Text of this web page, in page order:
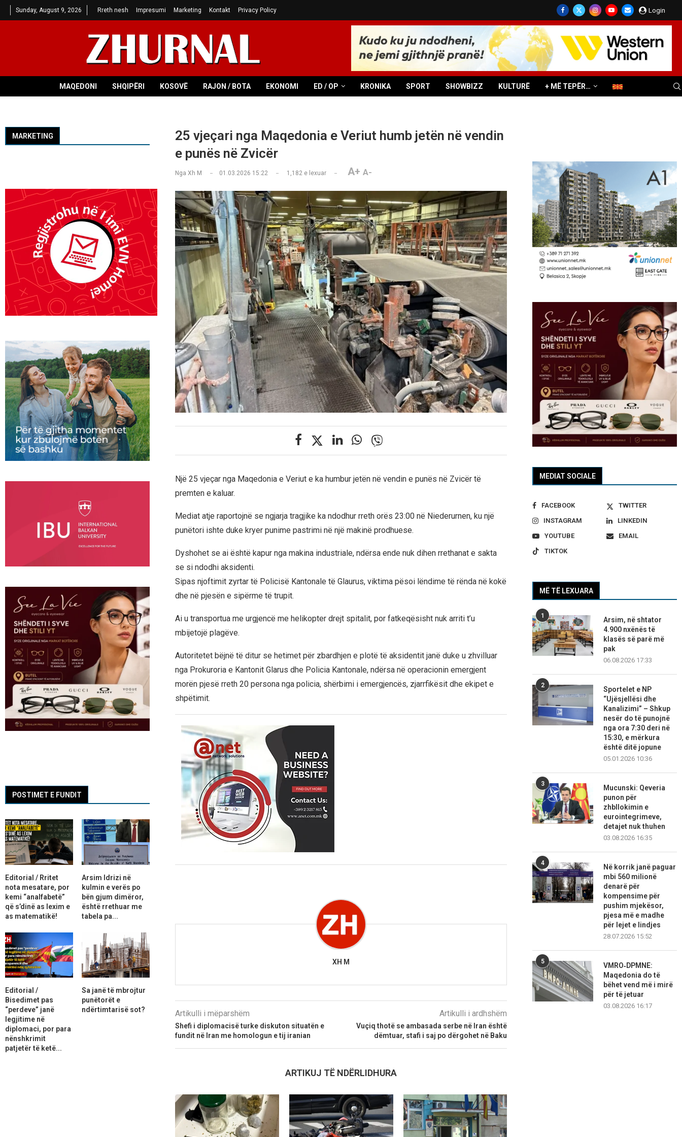
Sunday, August 9, 2026 Rreth nesh Impresumi Marketing Kontakt Privacy Policy Login
MAQEDONI SHQIPËRI KOSOVË RAJON / BOTA EKONOMI ED / OP KRONIKA SPORT SHOWBIZZ KULTURË + MË TEPËR…
25 vjeçari nga Maqedonia e Veriut humb jetën në vendin
e punës në Zvicër
Nga Xh M 01.03.2026 15:22 1,182e lexuar A+ A-
Një 25 vjeçar nga Maqedonia e Veriut e ka humbur jetën në vendin e punës në Zvicër të
premten e kaluar.
Mediat atje raportojnë se ngjarja tragjike ka ndodhur rreth orës 23:00 në Niederurnen, ku një
punëtori ishte duke kryer punime pastrimi në një makinë prodhuese.
Dyshohet se ai është kapur nga makina industriale, ndërsa ende nuk dihen rrethanat e sakta
se si ndodhi aksidenti.
Sipas njoftimit zyrtar të Policisë Kantonale të Glaurus, viktima pësoi lëndime të rënda në kokë
dhe në pjesën e sipërme të trupit.
Ai u transportua me urgjencë me helikopter drejt spitalit, por fatkeqësisht nuk arriti t’u
mbijetojë plagëve.
Autoritetet bëjnë të ditur se hetimet për zbardhjen e plotë të aksidentit janë duke u zhvilluar
nga Prokuroria e Kantonit Glarus dhe Policia Kantonale, ndërsa në operacionin emergjent
morën pjesë rreth 20 persona nga policia, shërbimi i emergjencës, zjarrfikësit dhe ekipet e
shpëtimit.
XH M
Artikulli i mëparshëm
Shefi i diplomacisë turke diskuton situatën e
fundit në Iran me homologun e tij iranian
Artikulli i ardhshëm
Vuçiq thotë se ambasada serbe në Iran është
dëmtuar, stafi i saj po dërgohet në Baku
ARTIKUJ TË NDËRLIDHURA
MEDIAT SOCIALE
FACEBOOK
TWITTER
INSTAGRAM
LINKEDIN
YOUTUBE
EMAIL
TIKTOK
MË TË LEXUARA
1
Arsim, në shtator
4.900 nxënës të
klasës së parë më
pak
06.08.2026 17:33
2
Sportelet e NP
“Ujësjellësi dhe
Kanalizimi” – Shkup
nesër do të punojnë
nga ora 7:30 deri në
15:30, e mërkura
është ditë jopune
05.01.2026 10:36
3
Mucunski: Qeveria
punon për
zhbllokimin e
eurointegrimeve,
detajet nuk thuhen
03.08.2026 16:35
4
Në korrik janë paguar
mbi 560 milionë
denarë për
kompensime për
pushim mjekësor,
pjesa më e madhe
për lejet e lindjes
28.07.2026 15:52
5
VMRO‑DPMNE:
Maqedonia do të
bëhet vend më i mirë
për të jetuar
03.08.2026 16:17
MARKETING
POSTIMET E FUNDIT
Editorial / Rritet
nota mesatare, por
kemi “analfabetë”
që s’dinë as lexim e
as matematikë!
Arsim Idrizi në
kulmin e verës po
bën gjum dimëror,
është rrethuar me
tabela pa...
Editorial /
Bisedimet pas
“perdeve” janë
legjitime në
diplomaci, por para
nënshkrimit
patjetër të ketë...
Sa janë të mbrojtur
punëtorët e
ndërtimtarisë sot?